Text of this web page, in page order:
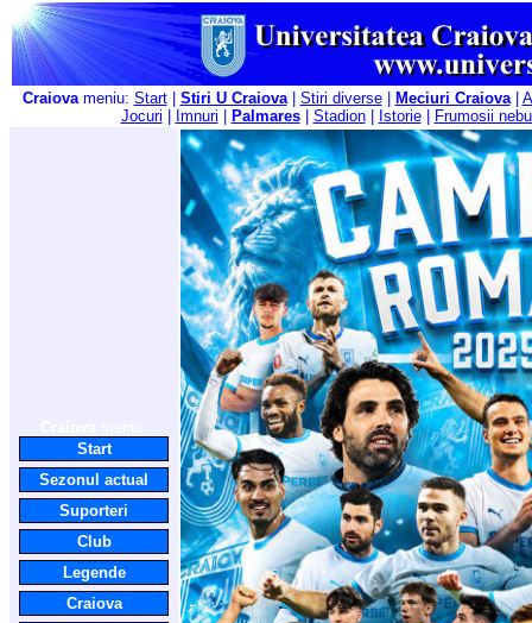
Craiovameniu: Start| Stiri U Craiova| Stiri diverse| Meciuri Craiova|
Jocuri
Imnuri Palmares| Stadion| Istorie| Frumosii
Start
Sezonul actual
Suporteri
Club
Legende
Craiova